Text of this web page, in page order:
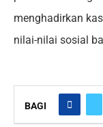
menghadirkan
nilai-nilai sosial
BAGI